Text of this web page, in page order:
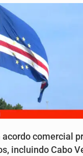
acordo comercial
incluindo Cabo